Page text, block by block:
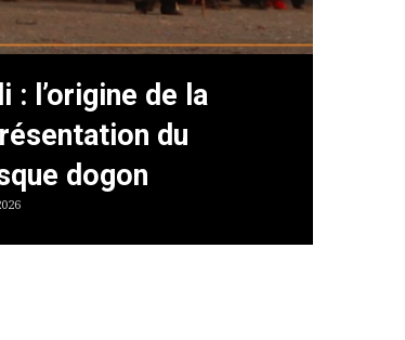
: l’origine de la
du
dogon